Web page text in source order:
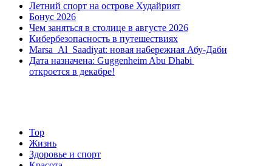
Летний спорт на острове Худайрият
Бонус 2026
Чем заняться в столице в августе 2026
Кибербезопасность в путешествиях
Marsa Al Saadiyat: новая на6ережная Абу-Даби
Дата назначена: Guggenheim Abu Dhabi
откроется в декабре!
Top
Жизнь
Здоровье и спорт